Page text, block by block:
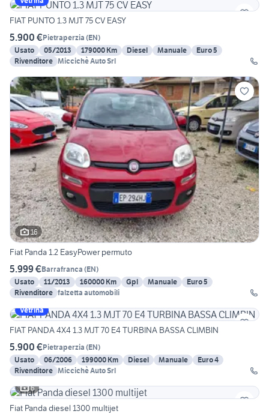
FIAT PUNTO 1.3 MJT 75 CV EASY
5.900 €Pietraperzia (EN)
Usato
05/2013 179000 Km Diesel Manuale
Euro 5
Rivenditore Miccichè Auto Srl
16
Fiat Panda 1.2 EasyPower permuto
5.999 €Barrafranca (EN)
Usato
11/2013 160000 Km Gpl Manuale
Euro 5
Rivenditore falzetta automobili
Vetrina
FIAT PANDA 4X4 1.3 MJT 70 E4 TURBINA BASSA CLIMBIN
5.900 €Pietraperzia (EN)
Usato
06/2006 199000 Km Diesel Manuale
Euro 4
Rivenditore Miccichè Auto Srl
6
Fiat Panda diesel 1300 multijet